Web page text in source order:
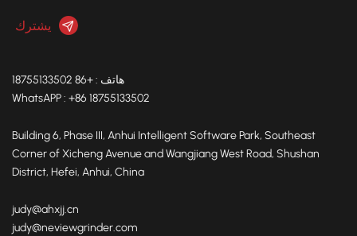
هاتف : +86 18755133502
WhatsAPP : +86 18755133502
Building 6, Phase III, Anhui Intelligent Software Park, Southeast
Corner of Xicheng Avenue and Wangjiang West Road, Shushan
District, Hefei, Anhui, China
judy@ahxjj.cn
judy@neviewgrinder.com